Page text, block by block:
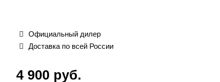
Официальный дилер
Доставка по всей России
4 900 руб.